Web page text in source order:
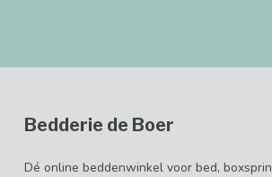
Bedderie de Boer
Dé online beddenwinkel voor bed,